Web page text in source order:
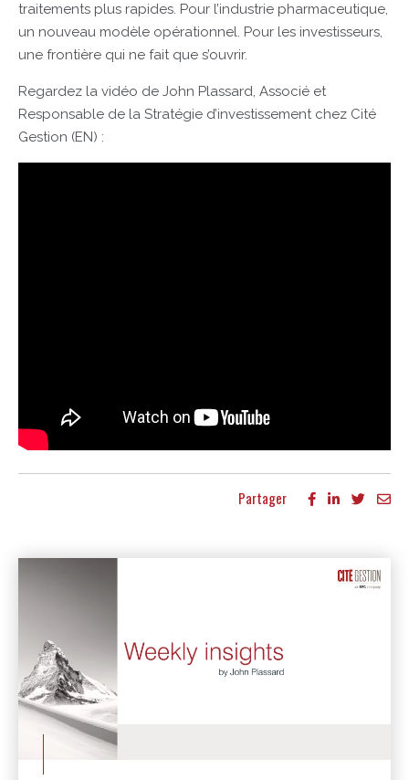
traitements plus rapides. Pour l’industrie pharmaceutique,
un nouveau modèle opérationnel. Pour les investisseurs,
une frontière qui ne fait que s’ouvrir.
Regardez la vidéo de John Plassard, Associé et
Responsable de la Stratégie d’investissement chez Cité
Gestion (EN) :
Partager